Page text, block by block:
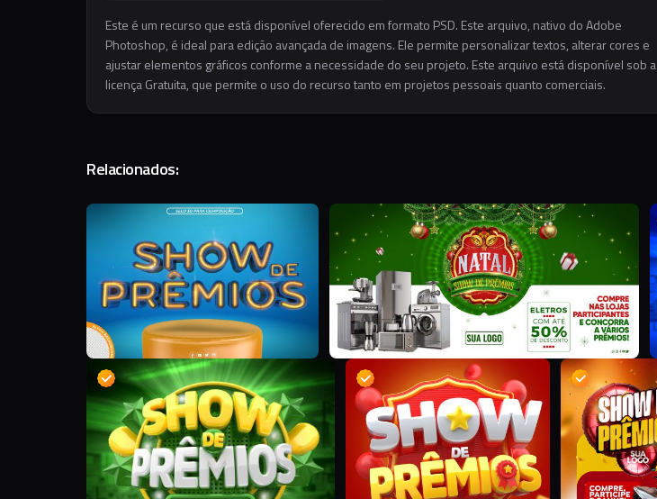
Este é um recurso que está disponível oferecido em formato PSD. Este arquivo, nativo do Adobe
Photoshop, é ideal para edição avançada de imagens. Ele permite personalizar textos, alterar cores e
ajustar elementos gráficos conforme a necessidade do seu projeto. Este arquivo está disponível sob a
licença Gratuita, que permite o uso do recurso tanto em projetos pessoais quanto comerciais.
Relacionados:
A D